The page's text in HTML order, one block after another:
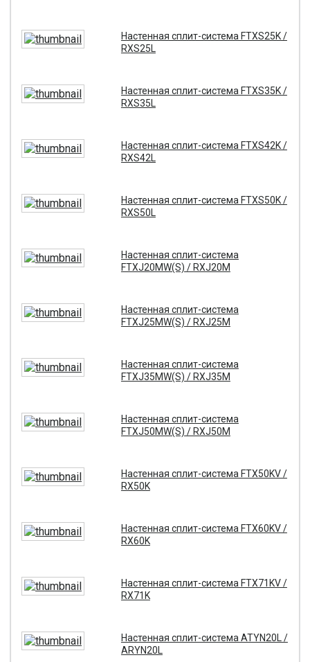
Настенная сплит-система FTXS25K /
RXS25L
Настенная сплит-система FTXS35K /
RXS35L
Настенная сплит-система FTXS42K /
RXS42L
Настенная сплит-система FTXS50K /
RXS50L
Настенная сплит-система
FTXJ20MW(S) / RXJ20M
Настенная сплит-система
FTXJ25MW(S) / RXJ25M
Настенная сплит-система
FTXJ35MW(S) / RXJ35M
Настенная сплит-система
FTXJ50MW(S) / RXJ50M
Настенная сплит-система FTX50KV /
RX50K
Настенная сплит-система FTX60KV /
RX60K
Настенная сплит-система FTX71KV /
RX71K
Настенная сплит-система ATYN20L /
ARYN20L